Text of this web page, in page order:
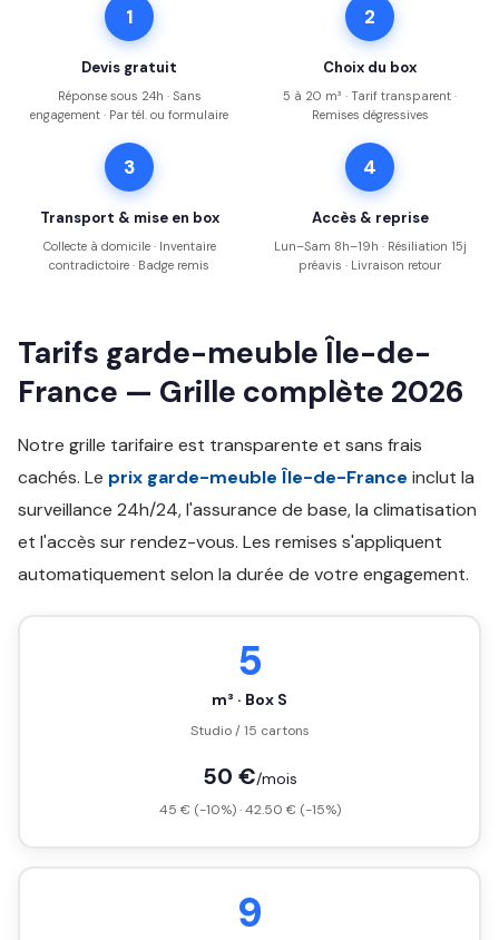
1
Devis gratuit
Réponse sous 24h · Sans
engagement · Par tél. ou formulaire
2
Choix du box
5 à 20 m³ · Tarif transparent ·
Remises dégressives
3
Transport & mise en box
Collecte à domicile · Inventaire
contradictoire · Badge remis
4
Accès & reprise
Lun–Sam 8h–19h · Résiliation 15j
préavis · Livraison retour
Tarifs garde-meuble Île-de-
France — Grille complète 2026
Notre grille tarifaire est transparente et sans frais
cachés. Le prix garde-meuble Île-de-France inclut la
surveillance 24h/24, l'assurance de base, la climatisation
et l'accès sur rendez-vous. Les remises s'appliquent
automatiquement selon la durée de votre engagement.
5
m³ · Box S
Studio / 15 cartons
50 €/mois
45 € (-10%) · 42.50 € (-15%)
9